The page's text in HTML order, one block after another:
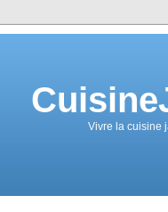
Vivre la cuisine